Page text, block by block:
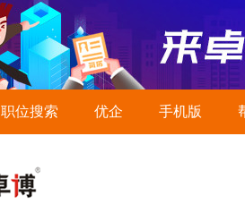
职位搜索 优企 手机版